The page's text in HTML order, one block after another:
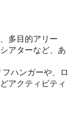
多目的アリー
アターなど、あ
ハンガーや、ロ
アクティビティ